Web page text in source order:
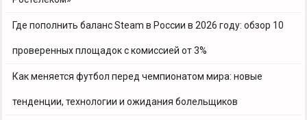
Где пополнить баланс Steam в России в 2026 году: обзор 10
проверенных площадок с комиссией от 3%
Как меняется футбол перед чемпионатом мира: новые
тенденции, технологии и ожидания болельщиков